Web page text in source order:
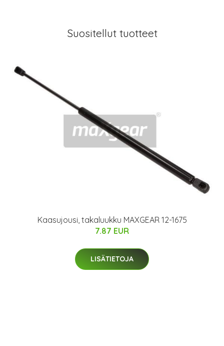
Suositellut tuotteet
Kaasujousi, takaluukku MAXGEAR 12-1675
7.87 EUR
LISÄTIETOJA